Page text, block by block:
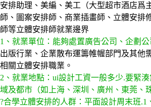
安排助理、美編、美工（大型超市酒店爲
師、圖案安排師、商業插畫師、立體安排
師等立體安排師就業邊界
1、就業單位：能夠處置廣告公司、企劃公
出版行業、企業散布運籌帷幄部門及其他
相關立體安排職業。
2、就業地點：ui設計工資一般多少.要緊
域及都市（如上海、深圳、廣州、東莞、
?合學立體安排的人群：平面設計周末班.1